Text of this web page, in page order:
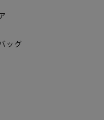
ッグ